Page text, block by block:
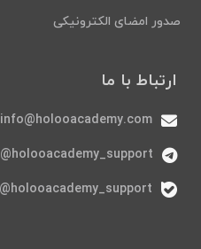
صدور امضای الکترونیکی
ارتباط با ما
info@holooacademy.com
holooacademy_support@
holooacademy_support@